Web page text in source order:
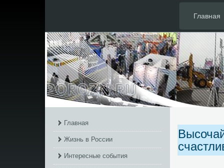
Главная
Главная
Жизнь в России
Интересные события